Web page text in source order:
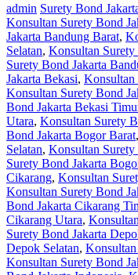
admin Surety Bond
Konsultan Surety Bond
Jakarta Bandung Barat,
Selatan, Konsultan
Surety Bond Jakarta
Jakarta Bekasi, Konsultan
Konsultan Surety Bond
Bond Jakarta Bekasi
Utara, Konsultan Surety
Bond Jakarta Bogor Barat,
Selatan, Konsultan
Surety Bond Jakarta
Cikarang, Konsultan
Konsultan Surety Bond
Bond Jakarta Cikarang
Cikarang Utara,
Surety Bond Jakarta
Depok Selatan,
Konsultan Surety Bond